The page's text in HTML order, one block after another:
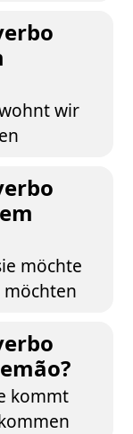
wir
möchte
kommt